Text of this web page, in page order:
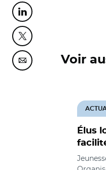
Partager cette page
Partager cette page
Partager cette page
Voir
Élus